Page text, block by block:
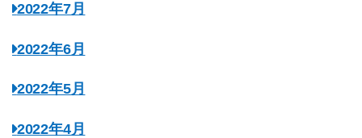
2022年7月
2022年6月
2022年5月
2022年4月